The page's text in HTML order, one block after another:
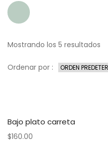
Mostrando los 5 resultados
Ordenar por :
Bajo plato carreta
$160.00